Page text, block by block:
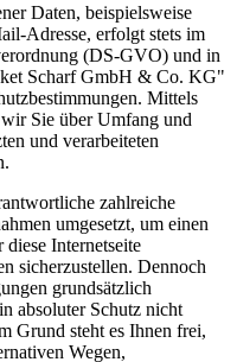
Daten, beispielsweise
Adresse, erfolgt stets im
(DS-GVO) und in
Scharf GmbH & Co. KG"
Mittels
Sie über Umfang und
und verarbeiteten
zahlreiche
umgesetzt, um einen
Internetseite
sicherzustellen. Dennoch
grundsätzlich
absoluter Schutz nicht
Grund steht es Ihnen frei,
Wegen,